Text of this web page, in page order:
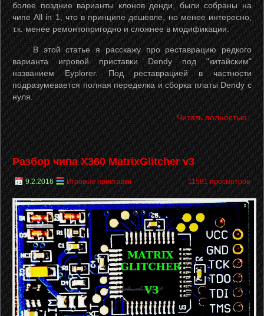
более поздние варианты клонов денди, были собраны на
чипе All in 1, что в принципе дешевле, но менее интересно,
т.к. менее ремонтопригодно и сложнее в модификации.
В этой статье я расскажу про реставрацию редкого
варианта игровой приставки Dendy под "китайским"
названием Eyplorer. Под реставрацией в частности
подразумевается полная переделка и сборка платы Dendy с
нуля.
Читать полностью..
Разбор чипа X360 MatrixGlitcher v3
9.2.2016 Игровые приставки 11581 просмотров